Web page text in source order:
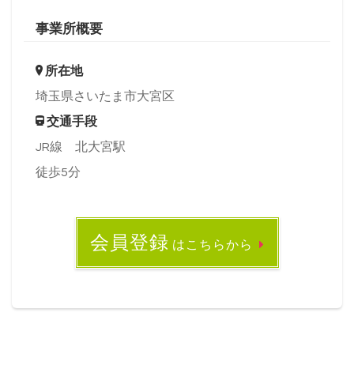
事業所概要
所在地
埼玉県さいたま市大宮区
交通手段
JR線 北大宮駅
徒歩5分
会員登録 はこちらから